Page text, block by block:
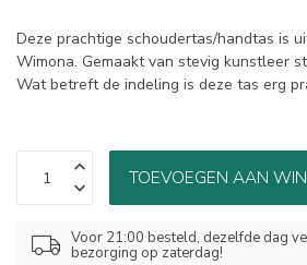
Deze prachtige schoudertas/handtas is
Wimona. Gemaakt van stevig kunstleer
Wat betreft de indeling is deze tas erg
TOEVOEGEN AAN
Voor 21:00 besteld, dezelfde dag
bezorging op zaterdag!